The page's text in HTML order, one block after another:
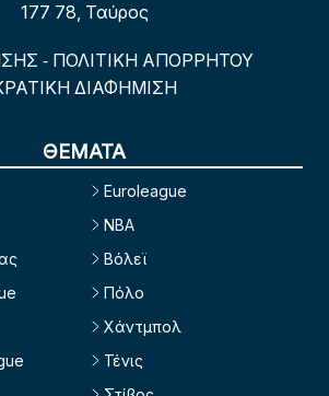
177 78, Ταύρος
- ΠΟΛΙΤΙΚΗ ΑΠΟΡΡΗΤΟΥ
ΔΙΑΦΗΜΙΣΗ
ΘΕΜΑΤΑ
Euroleague
NBA
Βόλεϊ
Πόλο
Χάντμπολ
Τένις